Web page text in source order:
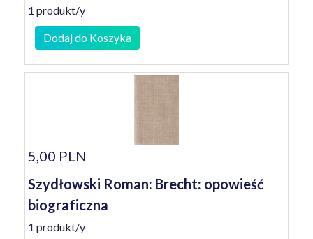
1 produkt/y
Dodaj do Koszyka
5,00 PLN
Szydłowski Roman: Brecht: opowieść
biograficzna
1 produkt/y